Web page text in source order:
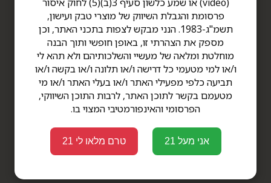
טלפון 03-6812041
סניף גלילות
קומת הבידור
שעות פתיחה: ימים א'-ה' -
10:00-20:00
ימי ו' - 10:00-16:00
טלפון 09-9578190
מבצעים
מוצרים
סיגרים עבודת יד
סיגרים
לטיפול קרן
פרימיום TOP CIGARS
סיגרים בבנדלים
פרימיום בנדלים
סיגרלות
פרסומת והגבלת השיווק של מוצרי טבק ועישון,
תשמ"ג-1983. הנני מבקש לצפות בתכני האתר, וכן
מספק את הצהרתי זו, באופן חופשי ותוך הבנה
מוחלטת ומלאה של מעשיי והשלכותיהם ולא תהא לי
ו/או למי מטעמי כל דרישה ו/או תלונה ו/או בקשה ו/או
תביעה כלפי מפעילי האתר ו/או בעלי האתר ו/או מי
מטעמם בקשר לתוכן האתר, לרבות התוכן השיווקי,
הפרסומי והאינפורמטיבי המצוי בו.
אני מעל 21 טרם מלאו לי 21